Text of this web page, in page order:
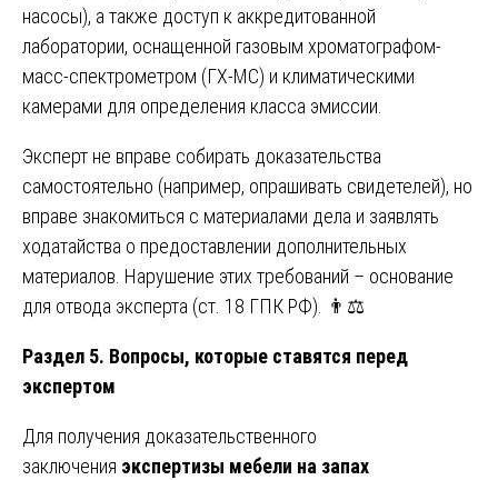
насосы), а также доступ к аккредитованной
лаборатории, оснащенной газовым хроматографом-
масс-спектрометром (ГХ-МС) и климатическими
камерами для определения класса эмиссии.
Эксперт не вправе собирать доказательства
самостоятельно (например, опрашивать свидетелей), но
вправе знакомиться с материалами дела и заявлять
ходатайства о предоставлении дополнительных
материалов. Нарушение этих требований – основание
для отвода эксперта (ст. 18 ГПК РФ). 👨⚖️
Раздел 5. Вопросы, которые ставятся перед
экспертом
Для получения доказательственного
заключения экспертизы мебели на запах